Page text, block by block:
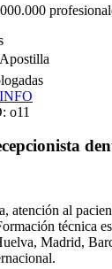
o11
atención al
técnica
Madrid,